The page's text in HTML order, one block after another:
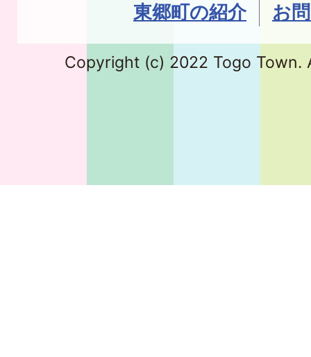
東郷町の紹介
お
Copyright (c) 2022 Togo Town.